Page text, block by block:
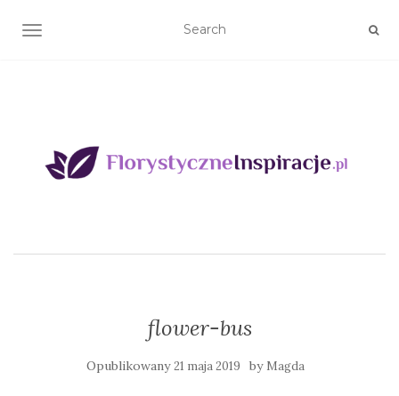
TOGGLE NAVIGATION
flower-bus
Opublikowany21 maja 2019 by Magda